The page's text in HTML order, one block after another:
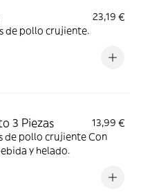
23,19 €
de pollo crujiente.
3 Piezas
13,99 €
de pollo crujiente Con
y helado.